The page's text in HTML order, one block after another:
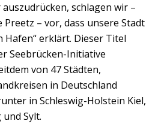
schlagen wir –
– vor, dass unsere Stadt
Hafen“ erklärt. Dieser Titel
Seebrücken-Initiative
von 47 Städten,
in Deutschland
in Schleswig-Holstein Kiel,
Sylt.